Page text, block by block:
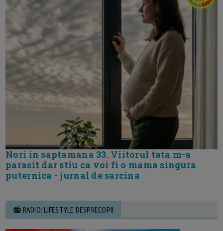
Nori in saptamana 33. Viitorul tata m-a
parasit dar stiu ca voi fi o mama singura
puternica - jurnal de sarcina
📻 RADIO: LIFESTYLE DESPRECOPII